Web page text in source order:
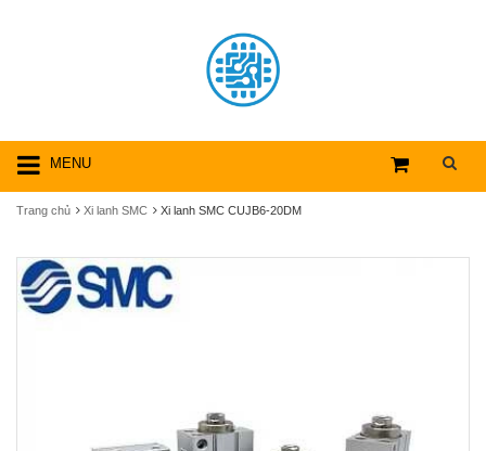
MENU
Trang chủ Xi lanh SMC Xi lanh SMC CUJB6-20DM